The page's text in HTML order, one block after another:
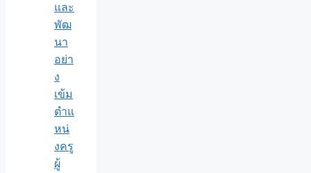
และ
พัฒ
นา
อย่า
ง
เข้ม
ตำแ
หน่
งครู
ผู้